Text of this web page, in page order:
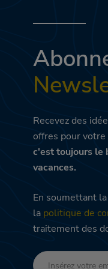
Recevez des
offres pour votre
c'est toujours le
vacances.
En soumettant
la politique de
traitement des